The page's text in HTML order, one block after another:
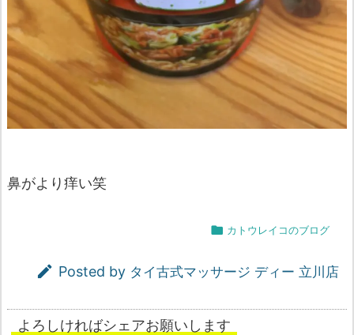
鼻がより痒い笑
 カトウレイコのブログ
 Posted by タイ古式マッサージ ディー 立川店
よろしければシェアお願いします